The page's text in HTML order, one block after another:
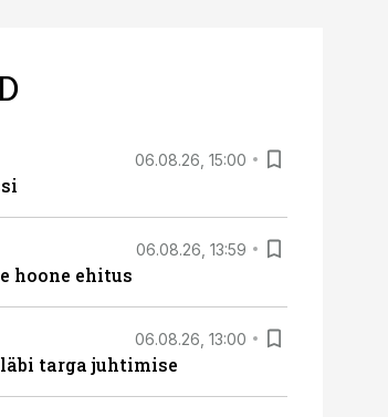
06.08.26, 15:00
06.08.26, 13:59
hoone ehitus
06.08.26, 13:00
targa juhtimise